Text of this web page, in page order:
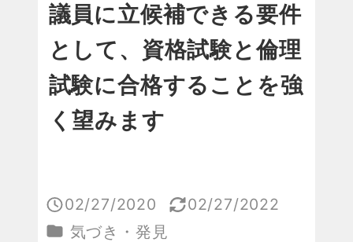
議員に立候補できる要件
として、資格試験と倫理
試験に合格することを強
く望みます
投稿日
02/27/2020
更新日
02/27/2022
カテゴリー
気づき・発見